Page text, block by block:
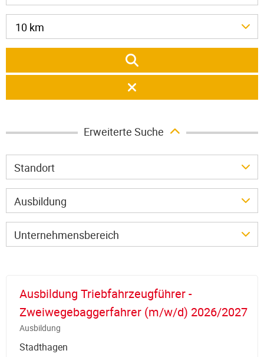
10 km
Erweiterte Suche
Standort
Ausbildung
Unternehmensbereich
Ausbildung Triebfahrzeugführer -
Zweiwegebaggerfahrer (m/w/d) 2026/2027
Ausbildung
Stadthagen